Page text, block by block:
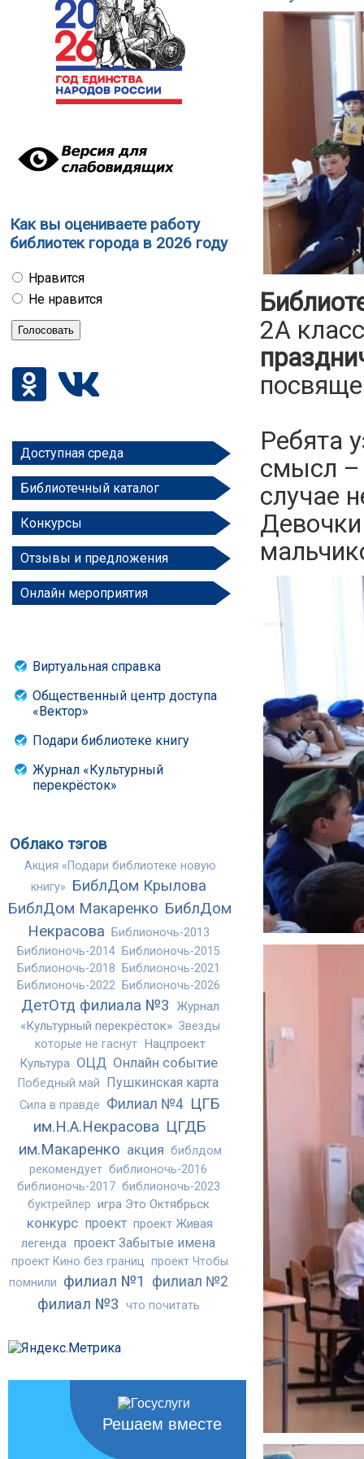
Как вы оцениваете работу
библиотек города в 2026 году
Нравится
Не нравится
Доступная среда
Библиотечный каталог
Конкурсы
Отзывы и предложения
Онлайн мероприятия
Виртуальная справка
Общественный центр доступа
«Вектор»
Подари библиотеке книгу
Журнал «Культурный
перекрёсток»
Облако тэгов
Акция «Подари библиотеке новую
книгу» БиблДом Крылова
БиблДом Макаренко БиблДом
Некрасова
Библионочь-2013
Библионочь-2014
Библионочь-2015
Библионочь-2018
Библионочь-2021
Библионочь-2022
Библионочь-2026
ДетОтд филиала №3
Журнал
«Культурный перекрёсток» Звезды
которые не гаснут Нацпроект
Культура ОЦД Онлайн событие
Победный май Пушкинская карта
Сила в правде Филиал №4 ЦГБ
им.Н.А.Некрасова ЦГДБ
им.Макаренко акция библдом
рекомендует библионочь-2016
библионочь-2017 библионочь-2023
буктрейлер игра Это Октябрьск
конкурс проект проект Живая
легенда проект Забытые имена
проект Кино без границ проект Чтобы
помнили филиал №1 филиал №2
филиал №3 что почитать
Решаем вместе
2А
Ребята
смысл –
случае